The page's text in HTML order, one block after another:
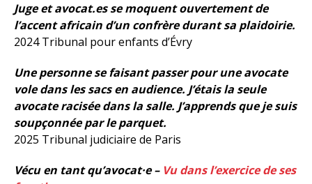
Juge et avocat.es se moquent ouvertement de
l’accent africain d’un confrère durant sa plaidoirie.
2024 Tribunal pour enfants d’Évry
Une personne se faisant passer pour une avocate
vole dans les sacs en audience. J’étais la seule
avocate racisée dans la salle. J’apprends que je suis
soupçonnée par le parquet.
2025 Tribunal judiciaire de Paris
Vécu en tant qu’avocat·e – Vu dans l’exercice de ses